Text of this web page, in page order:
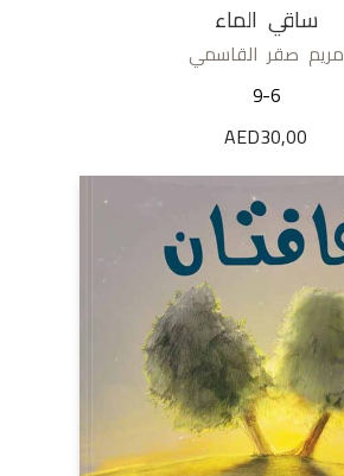
ساقي الماء
مريم صقر القاسمي
9-6
AED30,00